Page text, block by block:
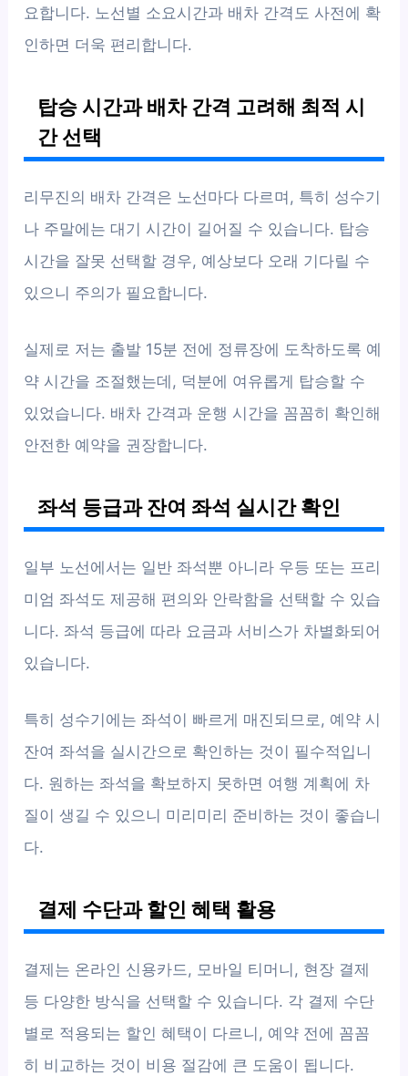
요합니다. 노선별 소요시간과 배차 간격도 사전에 확
인하면 더욱 편리합니다.
탑승 시간과 배차 간격 고려해 최적 시
간 선택
리무진의 배차 간격은 노선마다 다르며, 특히 성수기
나 주말에는 대기 시간이 길어질 수 있습니다. 탑승
시간을 잘못 선택할 경우, 예상보다 오래 기다릴 수
있으니 주의가 필요합니다.
실제로 저는 출발 15분 전에 정류장에 도착하도록 예
약 시간을 조절했는데, 덕분에 여유롭게 탑승할 수
있었습니다. 배차 간격과 운행 시간을 꼼꼼히 확인해
안전한 예약을 권장합니다.
좌석 등급과 잔여 좌석 실시간 확인
일부 노선에서는 일반 좌석뿐 아니라 우등 또는 프리
미엄 좌석도 제공해 편의와 안락함을 선택할 수 있습
니다. 좌석 등급에 따라 요금과 서비스가 차별화되어
있습니다.
특히 성수기에는 좌석이 빠르게 매진되므로, 예약 시
잔여 좌석을 실시간으로 확인하는 것이 필수적입니
다. 원하는 좌석을 확보하지 못하면 여행 계획에 차
질이 생길 수 있으니 미리미리 준비하는 것이 좋습니
다.
결제 수단과 할인 혜택 활용
결제는 온라인 신용카드, 모바일 티머니, 현장 결제
등 다양한 방식을 선택할 수 있습니다. 각 결제 수단
별로 적용되는 할인 혜택이 다르니, 예약 전에 꼼꼼
히 비교하는 것이 비용 절감에 큰 도움이 됩니다.